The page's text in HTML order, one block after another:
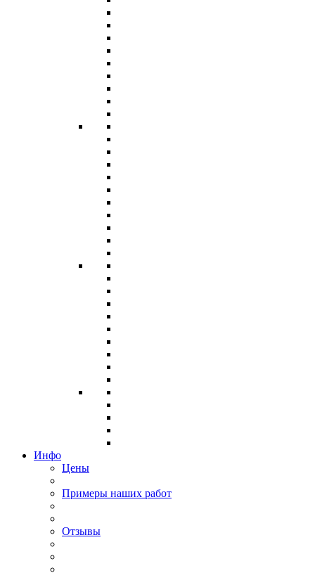
Инфо
Цены
Примеры наших работ
Отзывы